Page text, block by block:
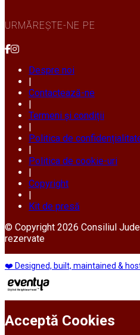
URMĂREȘTE-NE PE
Despre noi
Contactează-ne
Termeni și condiții
Politica de
Politica de cookie-uri
Copyright
Kit de presă
© Copyright 2026 Consiliul
rezervate
❤️ Designed, built, maintained &
Acceptă Cookies